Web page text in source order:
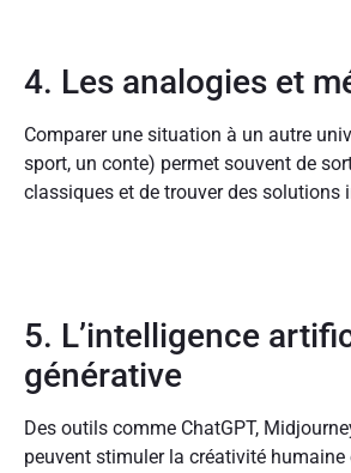
4. Les analogies et
Comparer une situation à un autre
sport, un conte) permet souvent de
classiques et de trouver des solutions
5. L’intelligence
générative
Des outils comme ChatGPT,
peuvent stimuler la créativité